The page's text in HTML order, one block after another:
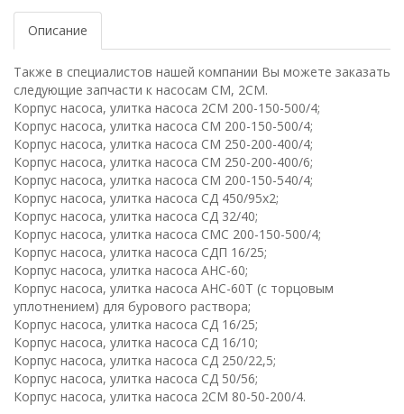
Описание
Также в специалистов нашей компании Вы можете заказать
следующие запчасти к насосам СМ, 2СМ.
Корпус насоса, улитка насоса 2СМ 200-150-500/4;
Корпус насоса, улитка насоса СМ 200-150-500/4;
Корпус насоса, улитка насоса СМ 250-200-400/4;
Корпус насоса, улитка насоса СМ 250-200-400/6;
Корпус насоса, улитка насоса СМ 200-150-540/4;
Корпус насоса, улитка насоса СД 450/95х2;
Корпус насоса, улитка насоса СД 32/40;
Корпус насоса, улитка насоса СМС 200-150-500/4;
Корпус насоса, улитка насоса СДП 16/25;
Корпус насоса, улитка насоса АНС-60;
Корпус насоса, улитка насоса АНС-60Т (с торцовым
уплотнением) для бурового раствора;
Корпус насоса, улитка насоса СД 16/25;
Корпус насоса, улитка насоса СД 16/10;
Корпус насоса, улитка насоса СД 250/22,5;
Корпус насоса, улитка насоса СД 50/56;
Корпус насоса, улитка насоса 2СМ 80-50-200/4.